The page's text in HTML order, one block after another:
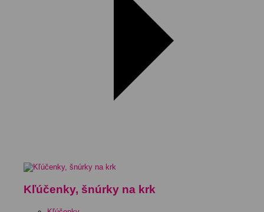
Kľúčenky, šnúrky na krk